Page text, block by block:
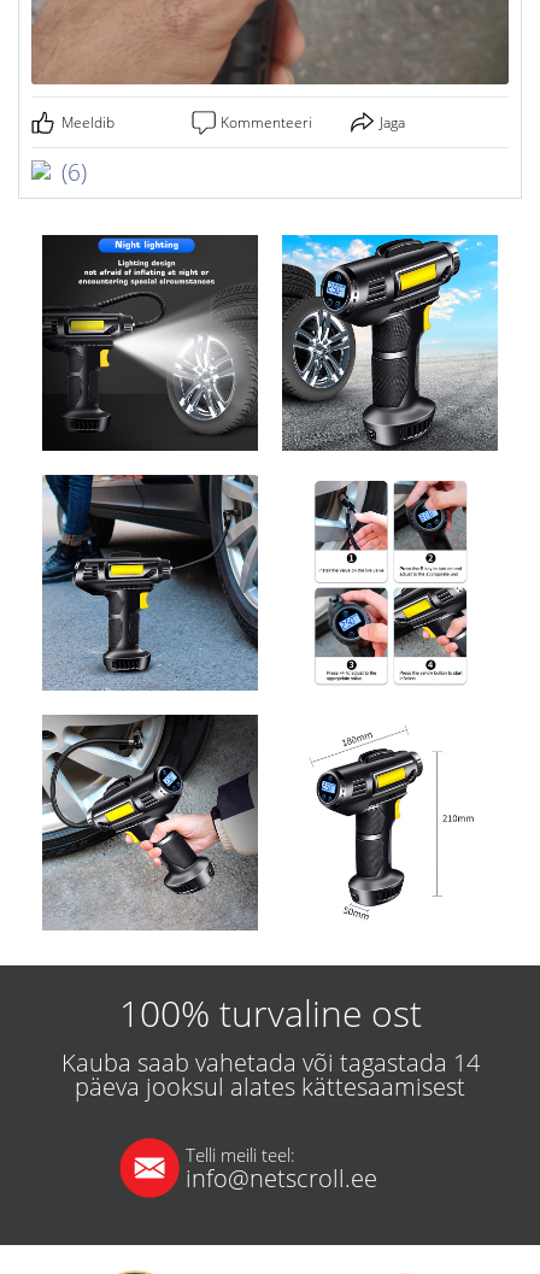
Meeldib Kommenteeri Jaga
(6)
100% turvaline ost
Kauba saab vahetada või tagastada 14
päeva jooksul alates kättesaamisest
Telli meili teel:
info@netscroll.ee